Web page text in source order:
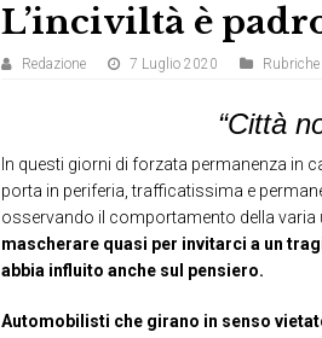
L’inciviltà è
Redazione 7 Luglio 2020 Rubriche
“Città
In questi giorni di forzata permanenza in
porta in periferia, trafficatissima e
osservando il comportamento della varia
mascherare quasi per invitarci a un
abbia influito anche sul pensiero.
Automobilisti che girano in senso